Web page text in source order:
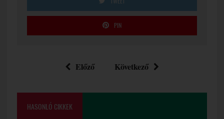
PIN
Előző Következő
HASONLÓ CIKKEK